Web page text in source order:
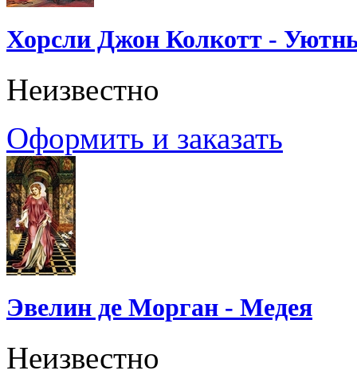
Хорсли Джон Колкотт -
Неизвестно
Оформить и заказать
Эвелин де Морган - Медея
Неизвестно